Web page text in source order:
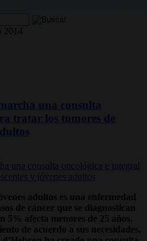
2014
una consulta
tratar los tumores de
adultos es una enfermedad
de cáncer que se diagnostican
5% afecta menores de 25 años.
de acuerdo a sus necesidades,